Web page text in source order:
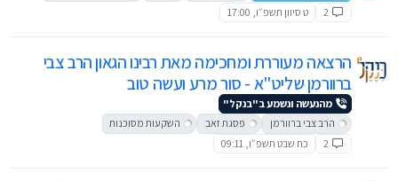
2
ט סיוון תשפ״ו, 17:00
הרצאה מעוררת ומחכימה מאת רבינו הגאון הרב צבי
ברוורמן שליט"א - סור מרע ועשה טוב
מהנעשה ונשמע ב"בנקל"
הרב צבי ברוורמן
פסגת זאב
השקעות מסוכנות
2
כח שבט תשפ״ו, 09:11